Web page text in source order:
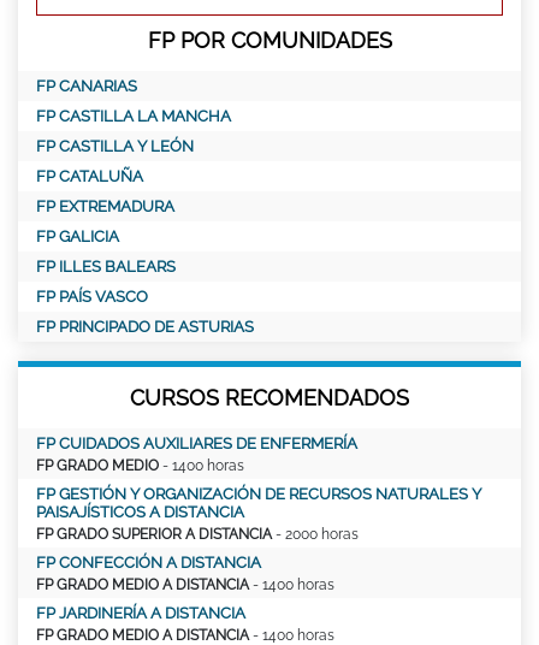
FP POR COMUNIDADES
FP CANARIAS
FP CASTILLA LA MANCHA
FP CASTILLA Y LEÓN
FP CATALUÑA
FP EXTREMADURA
FP GALICIA
FP ILLES BALEARS
FP PAÍS VASCO
FP PRINCIPADO DE ASTURIAS
CURSOS RECOMENDADOS
FP CUIDADOS AUXILIARES DE ENFERMERÍA
FP GRADO MEDIO - 1400 horas
FP GESTIÓN Y ORGANIZACIÓN DE RECURSOS NATURALES Y
PAISAJÍSTICOS A DISTANCIA
FP GRADO SUPERIOR A DISTANCIA - 2000 horas
FP CONFECCIÓN A DISTANCIA
FP GRADO MEDIO A DISTANCIA - 1400 horas
FP JARDINERÍA A DISTANCIA
FP GRADO MEDIO A DISTANCIA - 1400 horas